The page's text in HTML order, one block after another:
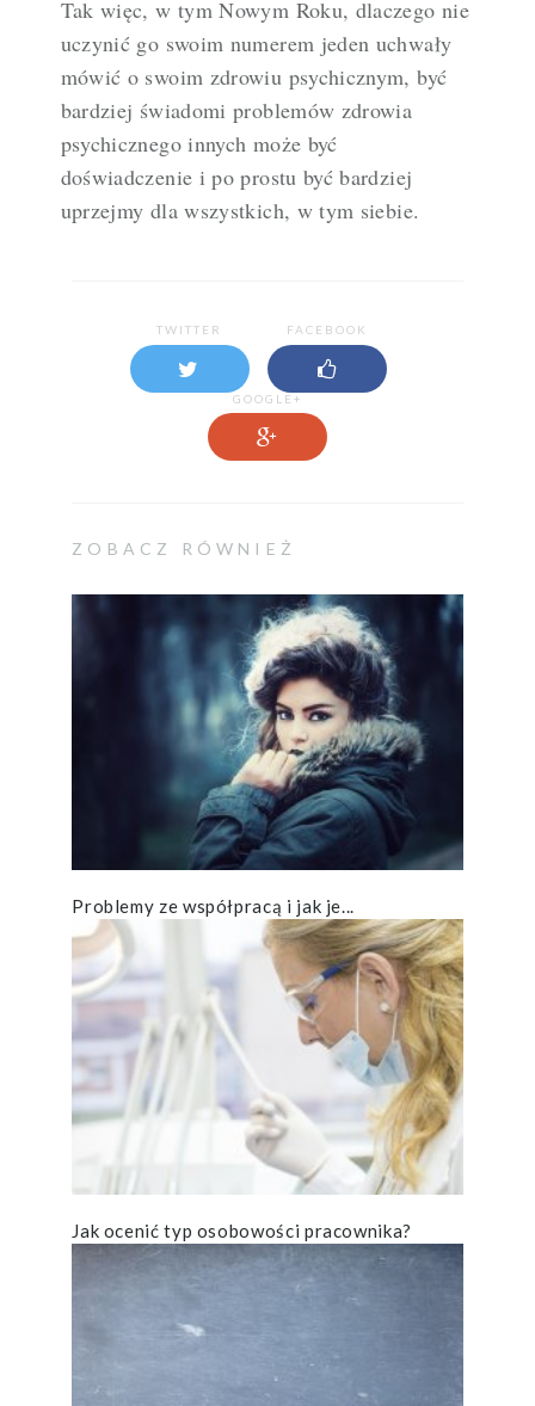
Tak więc, w tym Nowym Roku, dlaczego nie
uczynić go swoim numerem jeden uchwały
mówić o swoim zdrowiu psychicznym, być
bardziej świadomi problemów zdrowia
psychicznego innych może być
doświadczenie i po prostu być bardziej
uprzejmy dla wszystkich, w tym siebie.
TWITTER FACEBOOK
GOOGLE+
ZOBACZ RÓWNIEŻ
Problemy ze współpracą i jak je...
Jak ocenić typ osobowości pracownika?